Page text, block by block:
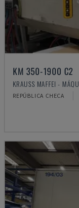
KM 350-1900 C2
KRAUSS MAFFEI -
REPÚBLICA CHECA